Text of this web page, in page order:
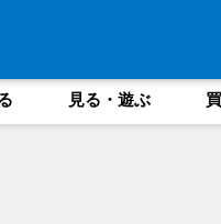
見る・遊ぶ